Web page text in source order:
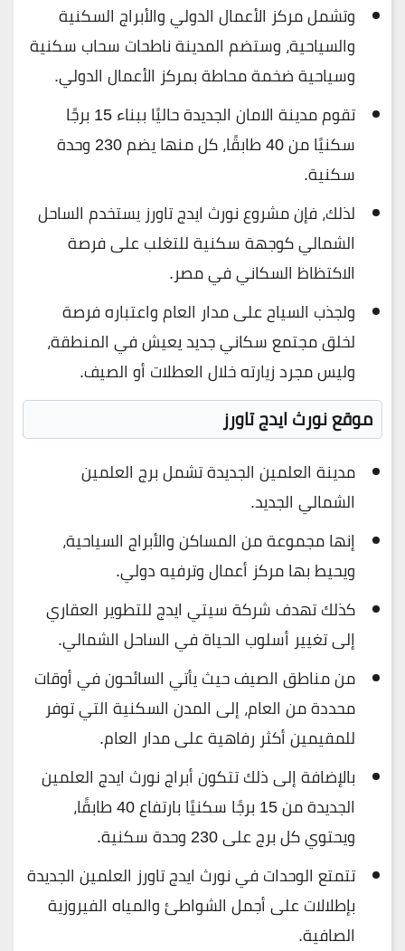
وتشمل مركز الأعمال الدولي والأبراج السكنية
والسياحية، وستضم المدينة ناطحات سحاب سكنية
وسياحية ضخمة محاطة بمركز الأعمال الدولي.
تقوم مدينة الامان الجديدة حاليًا ببناء 15 برجًا
سكنيًا من 40 طابقًا، كل منها يضم 230 وحدة
سكنية.
لذلك، فإن مشروع نورث ايدج تاورز يستخدم الساحل
الشمالي كوجهة سكنية للتغلب على فرصة
الاكتظاظ السكاني في مصر.
ولجذب السياح على مدار العام واعتباره فرصة
لخلق مجتمع سكاني جديد يعيش في المنطقة،
وليس مجرد زيارته خلال العطلات أو الصيف.
موقع نورث ايدج تاورز
مدينة العلمين الجديدة تشمل برج العلمين
الشمالي الجديد.
إنها مجموعة من المساكن والأبراج السياحية،
ويحيط بها مركز أعمال وترفيه دولي.
كذلك تهدف شركة سيتي ايدج للتطوير العقاري
إلى تغيير أسلوب الحياة في الساحل الشمالي.
من مناطق الصيف حيث يأتي السائحون في أوقات
محددة من العام، إلى المدن السكنية التي توفر
للمقيمين أكثر رفاهية على مدار العام.
بالإضافة إلى ذلك تتكون أبراج نورث ايدج العلمين
الجديدة من 15 برجًا سكنيًا بارتفاع 40 طابقًا،
ويحتوي كل برج على 230 وحدة سكنية.
تتمتع الوحدات في نورث ايدج تاورز العلمين الجديدة
بإطلالات على أجمل الشواطئ والمياه الفيروزية
الصافية.